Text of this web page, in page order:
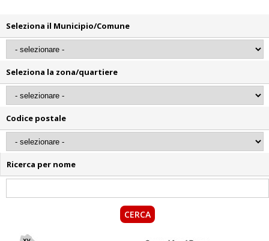
Seleziona il Municipio/Comune
Seleziona la zona/quartiere
Codice postale
Ricerca per nome